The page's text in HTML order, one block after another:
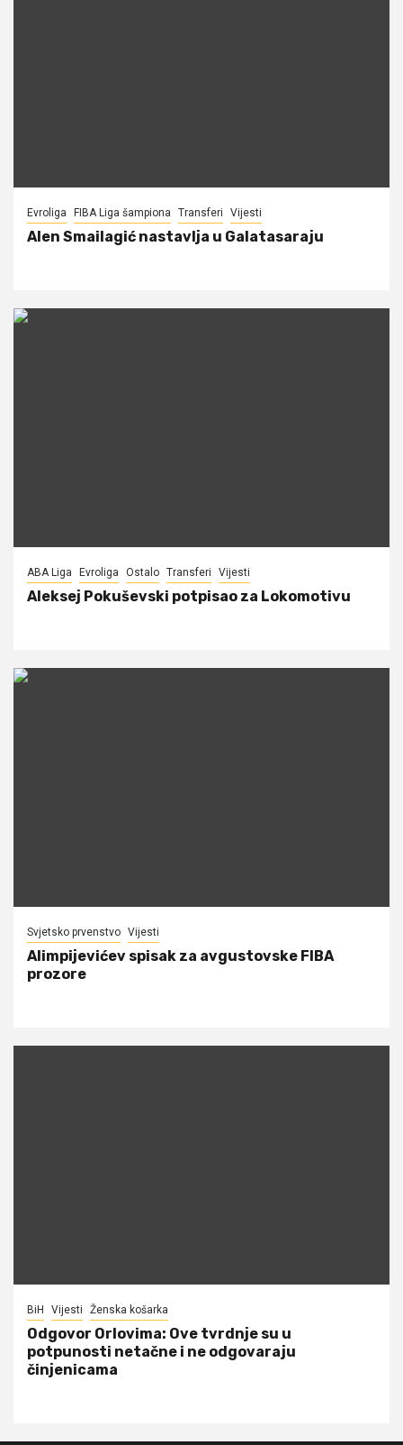
Evroliga FIBA Liga šampiona Transferi Vijesti
Alen Smailagić nastavlja u Galatasaraju
ABA Liga Evroliga Ostalo Transferi Vijesti
Aleksej Pokuševski potpisao za Lokomotivu
Svjetsko prvenstvo Vijesti
Alimpijevićev spisak za avgustovske FIBA
prozore
BiH Vijesti Ženska košarka
Odgovor Orlovima: ​Ove tvrdnje su u
potpunosti netačne i ne odgovaraju
činjenicama